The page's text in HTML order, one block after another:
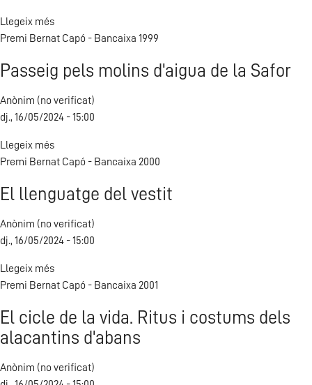
Llegeix més
Costumari
Premi Bernat Capó - Bancaixa 1999
Passeig pels molins d'aigua de la Safor
Anònim (no verificat)
dj., 16/05/2024 - 15:00
Llegeix més
Passeig
molins
de
la
Premi Bernat Capó - Bancaixa 2000
El llenguatge del vestit
Anònim (no verificat)
dj., 16/05/2024 - 15:00
Llegeix més
El
del
vestit
Premi Bernat Capó - Bancaixa 2001
El cicle de la vida. Ritus i costums dels
alacantins d'abans
Anònim (no verificat)